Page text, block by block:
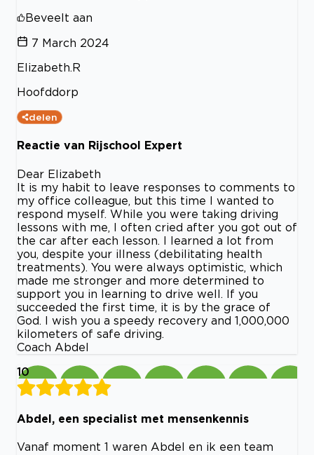
Beveelt aan
7 March 2024
Elizabeth.R
Hoofddorp
delen
Reactie van Rijschool Expert
Dear Elizabeth
It is my habit to leave responses to comments to
my office colleague, but this time I wanted to
respond myself. While you were taking driving
lessons with me, I often cried after you got out of
the car after each lesson. I learned a lot from
you, despite your illness (debilitating health
treatments). You were always optimistic, which
made me stronger and more determined to
support you in learning to drive well. If you
succeeded the first time, it is by the grace of
God. I wish you a speedy recovery and 1,000,000
kilometers of safe driving.
Coach Abdel
10
Abdel, een specialist met mensenkennis
Vanaf moment 1 waren Abdel en ik een team